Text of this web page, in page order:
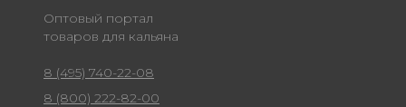
Оптовый портал
товаров для кальяна
8 (495) 740-22-08
8 (800) 222-82-00